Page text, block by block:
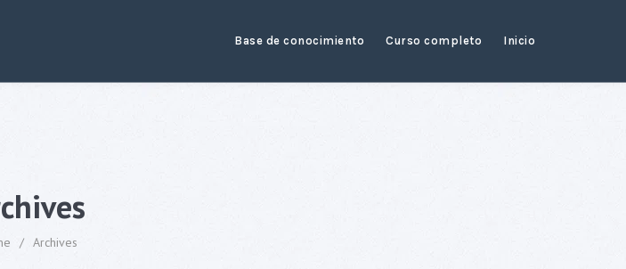
Base de conocimiento Curso completo Inicio
/ Archives